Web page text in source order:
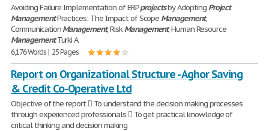
Avoiding Failure Implementation of ERPprojectsby Adopting Project
ManagementPractices: The Impact of Scope Management,
CommunicationManagement, RiskManagement, Human Resource
ManagementTurki A.
6,176 Words | 25 Pages
Report on Organizational Structure - Aghor Saving
& Credit Co-Operative Ltd
Objective of the report  To understand the decision making processes
through experienced professionals  To get practical knowledge of
critical thinking and decision making